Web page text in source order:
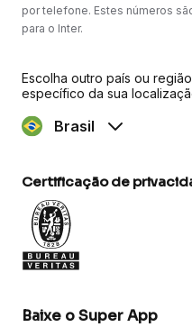
por telefone. Estes números
para o Inter.
Escolha outro país ou
específico da sua
Brasil
Certificação de
Baixe o Super App